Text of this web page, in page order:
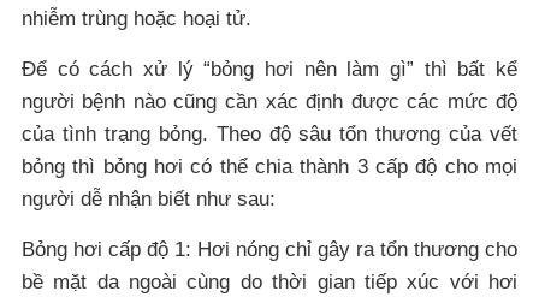
nhiễm trùng hoặc hoại tử.
Để có cách xử lý “bỏng hơi nên làm gì” thì bất kể
người bệnh nào cũng cần xác định được các mức độ
của tình trạng bỏng. Theo độ sâu tổn thương của vết
bỏng thì bỏng hơi có thể chia thành 3 cấp độ cho mọi
người dễ nhận biết như sau:
Bỏng hơi cấp độ 1: Hơi nóng chỉ gây ra tổn thương cho
bề mặt da ngoài cùng do thời gian tiếp xúc với hơi